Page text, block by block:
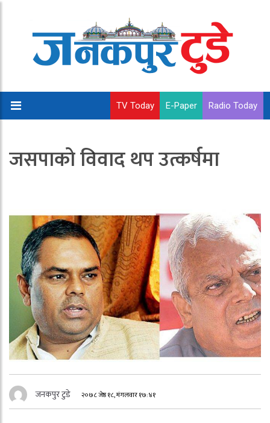
TV Today E-Paper Radio Today
जसपाको विवाद थप उत्कर्षमा
जनकपुर टुडे २०७८ जेष्ठ १८, मंगलवार १७:४१